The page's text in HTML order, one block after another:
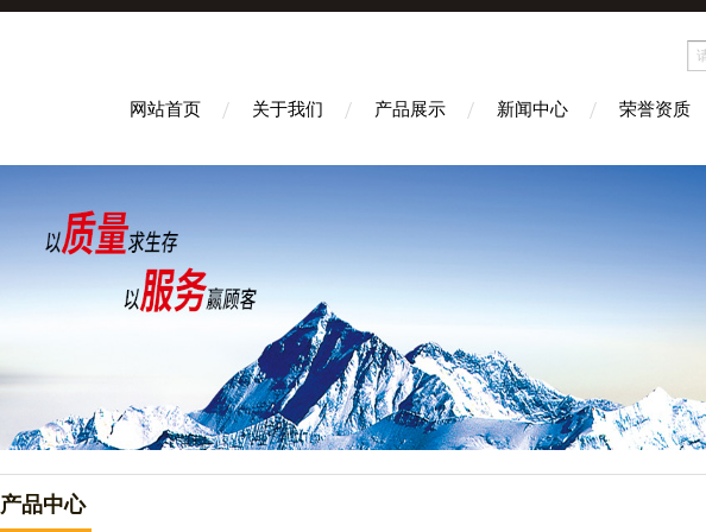
网站首页 关于我们 产品展示 新闻中心 荣誉资质
产品中心